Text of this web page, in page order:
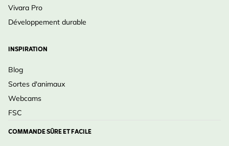
Vivara Pro
Développement durable
INSPIRATION
Blog
Sortes d'animaux
Webcams
FSC
COMMANDE SÛRE ET FACILE